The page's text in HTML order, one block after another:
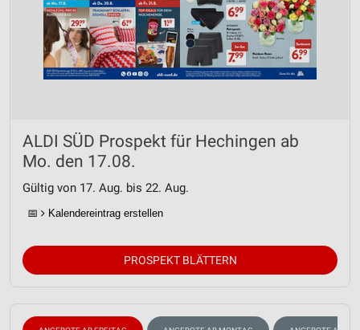
ALDI SÜD Prospekt für Hechingen ab
Mo. den 17.08.
Gültig von 17. Aug. bis 22. Aug.
📅 Kalendereintrag erstellen
PROSPEKT BLÄTTERN